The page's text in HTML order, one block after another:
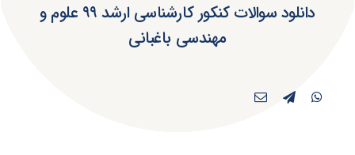
دانلود سوالات کنکور کارشناسی ارشد ۹۹ علوم و
مهندسی باغبانی